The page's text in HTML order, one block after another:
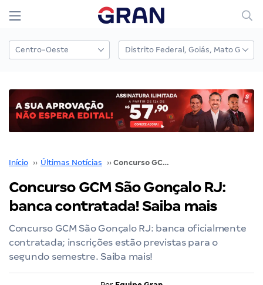
Início ›› Últimas Notícias ›› Concurso GCM São Gonçalo RJ: banca contratada! Saiba mais
Concurso GCM São Gonçalo RJ:
banca contratada! Saiba mais
Concurso GCM São Gonçalo RJ: banca oficialmente
contratada; inscrições estão previstas para o
segundo semestre. Saiba mais!